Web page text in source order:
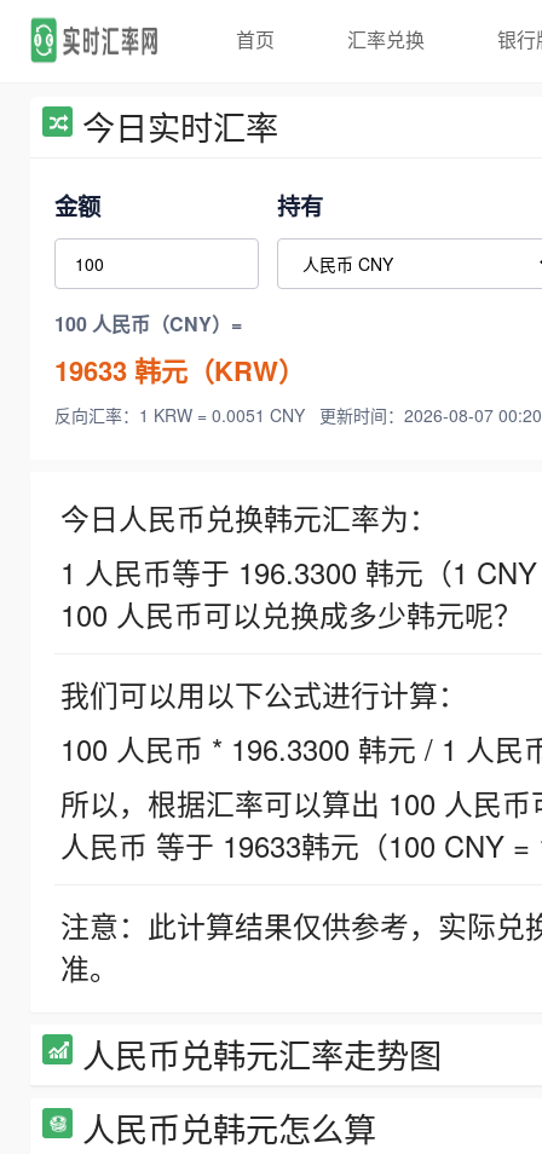
首页 汇率兑换 银行
今日实时汇率
金额 持有
100 人民币（CNY）=
19633韩元（KRW）
反向汇率：1 KRW = 0.0051 CNY 更新时间：2026-08-07
今日人民币兑换韩元汇率为：
1 人民币等于 196.3300 韩元（1
100 人民币可以兑换成多少韩元呢？
我们可以用以下公式进行计算：
100 人民币 * 196.3300 韩元 / 1 人民
所以，根据汇率可以算出 100 人民
人民币 等于 19633韩元（100 CNY =
注意：此计算结果仅供参考，实际
准。
人民币兑韩元汇率走势图
人民币兑韩元怎么算